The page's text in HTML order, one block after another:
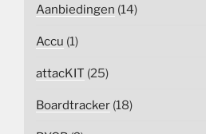
Aanbiedingen (14)
Accu (1)
attacKIT (25)
Boardtracker (18)